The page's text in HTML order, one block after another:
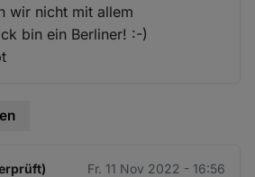
wir nicht mit allem
bin ein Berliner! :-)
Fr. 11 Nov 2022 - 16:56